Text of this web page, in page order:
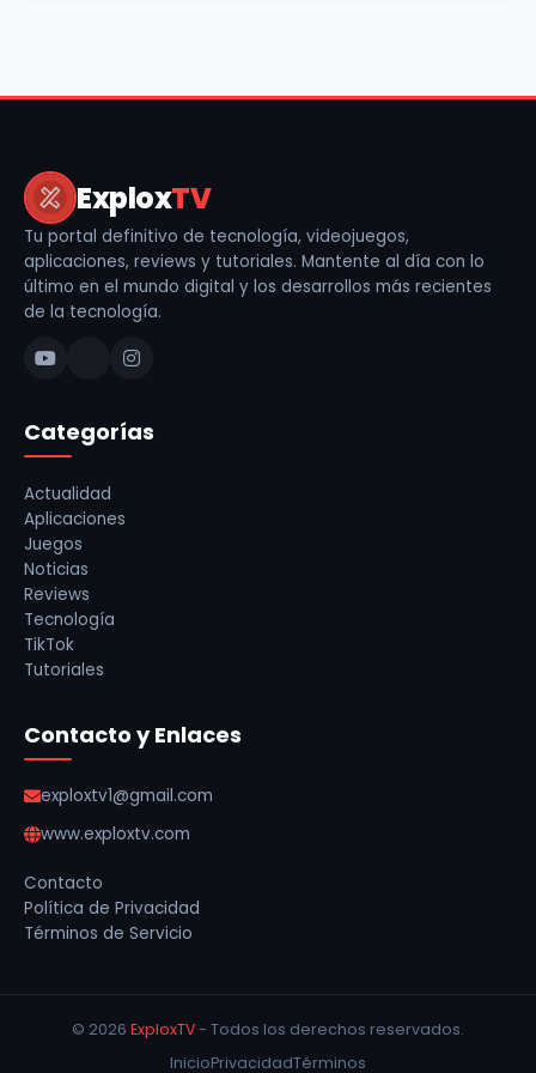
ExploxTV
Tu portal definitivo de tecnología, videojuegos,
aplicaciones, reviews y tutoriales. Mantente al día con lo
último en el mundo digital y los desarrollos más recientes
de la tecnología.
Categorías
Actualidad
Aplicaciones
Juegos
Noticias
Reviews
Tecnología
TikTok
Tutoriales
Contacto y Enlaces
exploxtv1@gmail.com
www.exploxtv.com
Contacto
Política de Privacidad
Términos de Servicio
© 2026 ExploxTV- Todos los derechos reservados.
InicioPrivacidadTérminos